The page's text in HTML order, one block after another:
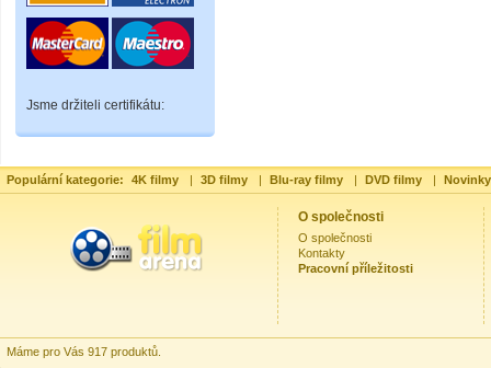
Jsme držiteli certifikátu:
Populární kategorie: 4K filmy | 3D filmy | Blu-ray filmy | DVD filmy |
O společnosti
O společnosti
Kontakty
Pracovní příležitosti
Máme pro Vás 917 produktů.